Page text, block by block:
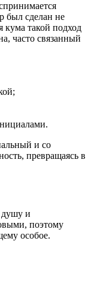
был сделан не
кума такой подход
часто связанный
и со
превращаясь в
душу и
поэтому
особое.